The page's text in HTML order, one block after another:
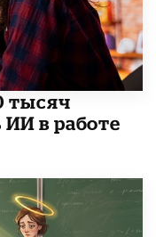
тысяч
ИИ в работе